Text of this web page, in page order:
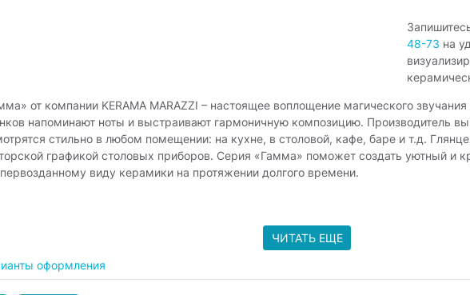
48-73 на
от компании KERAMA MARAZZI – настоящее воплощение магического
напоминают ноты и выстраивают гармоничную композицию. Производитель
стильно в любом помещении: на кухне, в столовой, кафе, баре и т.д.
графикой столовых приборов. Серия «Гамма» поможет создать уютный и
виду керамики на протяжении долгого времени.
ЧИТАТЬ ЕЩЕ
оформления